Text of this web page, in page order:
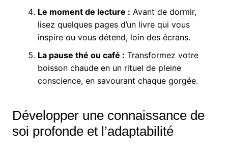
Le moment de lecture : Avant de dormir,
lisez quelques pages d’un livre qui vous
inspire ou vous détend, loin des écrans.
La pause thé ou café : Transformez votre
boisson chaude en un rituel de pleine
conscience, en savourant chaque gorgée.
Développer une connaissance de
soi profonde et l’adaptabilité